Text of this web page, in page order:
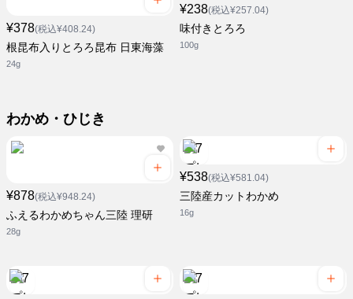
¥378(税込¥408.24)
根昆布入りとろろ昆布 日東海藻
24g
¥238(税込¥257.04)
味付きとろろ
100g
わかめ・ひじき
¥878(税込¥948.24)
ふえるわかめちゃん三陸 理研
28g
¥538(税込¥581.04)
三陸産カットわかめ
16g